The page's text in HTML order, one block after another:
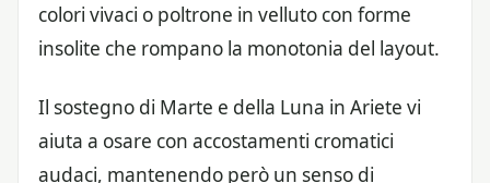
colori vivaci o poltrone in velluto con forme
insolite che rompano la monotonia del layout.
Il sostegno di Marte e della Luna in Ariete vi
aiuta a osare con accostamenti cromatici
audaci, mantenendo però un senso di